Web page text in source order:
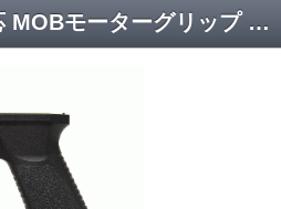
BOLT AKS74UN対応 MOBモーターグリップ /ブラック [品切中.再入荷時期未定]